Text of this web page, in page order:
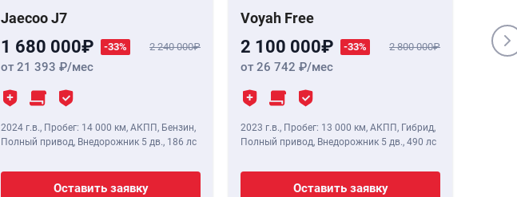
Jaecoo J7
1 680 000 -33% 2 240 000
от 21 393 /мес
2024 г.в., Пробег: 14 000 км, АКПП, Бензин,
Полный привод, Внедорожник 5 дв., 186 лс
Оставить заявку
Voyah Free
2 100 000 -33% 2 800 000
от 26 742 /мес
2023 г.в., Пробег: 13 000 км, АКПП, Гибрид,
Полный привод, Внедорожник 5 дв., 490 лс
Оставить заявку
1